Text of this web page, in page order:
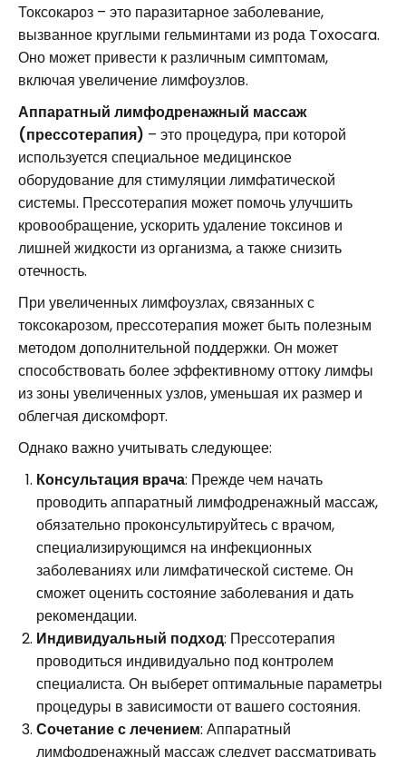
Токсокароз – это паразитарное заболевание,
вызванное круглыми гельминтами из рода Toxocara.
Оно может привести к различным симптомам,
включая увеличение лимфоузлов.
Аппаратный лимфодренажный массаж
(прессотерапия) – это процедура, при которой
используется специальное медицинское
оборудование для стимуляции лимфатической
системы. Прессотерапия может помочь улучшить
кровообращение, ускорить удаление токсинов и
лишней жидкости из организма, а также снизить
отечность.
При увеличенных лимфоузлах, связанных с
токсокарозом, прессотерапия может быть полезным
методом дополнительной поддержки. Он может
способствовать более эффективному оттоку лимфы
из зоны увеличенных узлов, уменьшая их размер и
облегчая дискомфорт.
Однако важно учитывать следующее:
Консультация врача: Прежде чем начать
проводить аппаратный лимфодренажный массаж,
обязательно проконсультируйтесь с врачом,
специализирующимся на инфекционных
заболеваниях или лимфатической системе. Он
сможет оценить состояние заболевания и дать
рекомендации.
Индивидуальный подход: Прессотерапия
проводиться индивидуально под контролем
специалиста. Он выберет оптимальные параметры
процедуры в зависимости от вашего состояния.
Сочетание с лечением: Аппаратный
лимфодренажный массаж следует рассматривать